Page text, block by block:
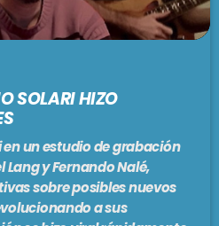
SOLARI HIZO
en un estudio de grabación
y Fernando Nalé,
sobre posibles nuevos
a sus